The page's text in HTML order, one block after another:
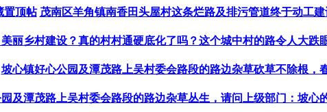
置顶帖 茂南区羊角镇南香田头屋村这条烂路及排污管道终于动工建
丽乡村建设？真的村村通硬底化了吗？这个城中村的路令人大跌
坡心镇好心公园及潭茂路上吴村委会路段的路边杂草砍草不除根，
及潭茂路上吴村委会路段的路边杂草丛生，请问上级部门：坡心